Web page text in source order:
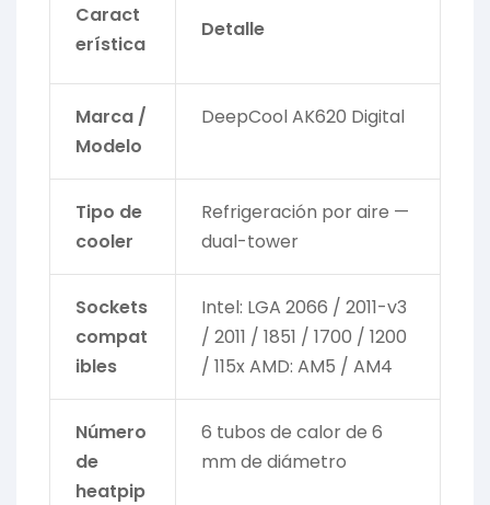
Caract
erística
Detalle
Marca /
Modelo
DeepCool AK620 Digital
Tipo de
cooler
Refrigeración por aire —
dual-tower
Sockets
compat
ibles
Intel: LGA 2066 / 2011-v3
/ 2011 / 1851 / 1700 / 1200
/ 115x AMD: AM5 / AM4
Número
de
heatpip
6 tubos de calor de 6
mm de diámetro